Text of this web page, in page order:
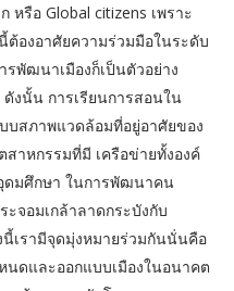
หรือ Global citizens เพราะ
องอาศัยความร่วมมือในระดับ
รพัฒนาเมืองก็เป็นตัวอย่าง
งนั้น การเรียนการสอนใน
บสภาพแวดล้อมที่อยู่อาศัยของ
าหกรรมที่มี เครือข่ายทั้งองค์
ดมศึกษา ในการพัฒนาคน
จอมเกล้าลาดกระบังกับ
นี้เรามีจุดมุ่งหมายร่วมกันนั่นคือ
ดและออกแบบเมืองในอนาคต